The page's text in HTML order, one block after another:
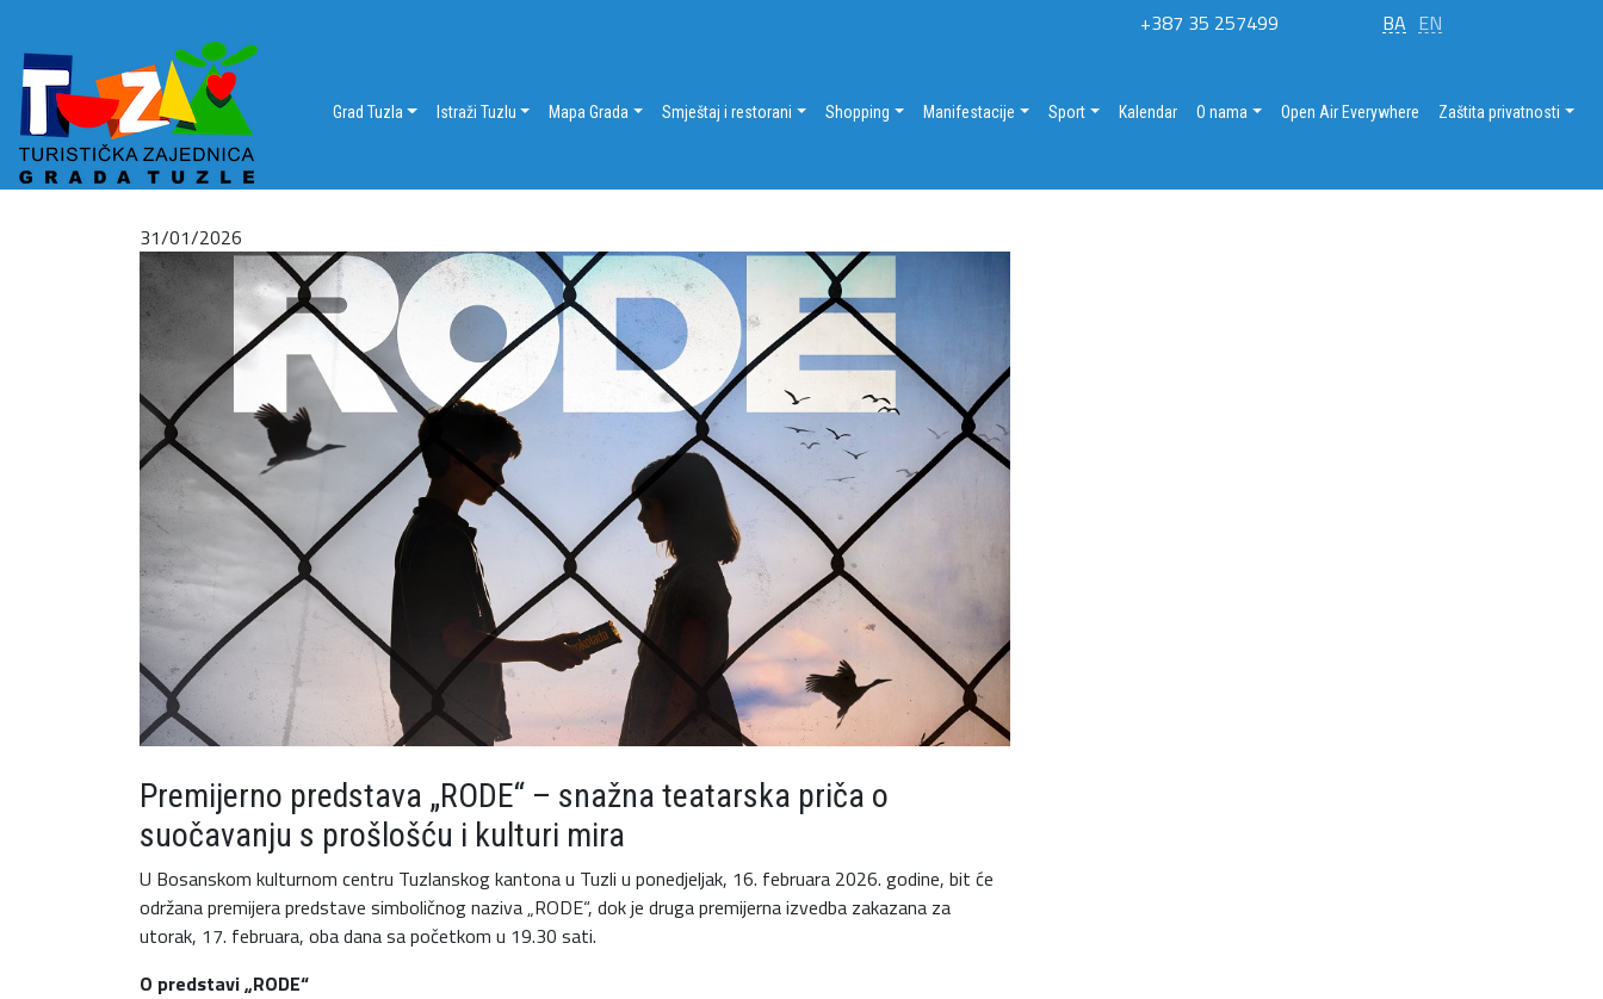
BA EN
+387 35 257499
Grad Tuzla Istraži Tuzlu Mapa Grada Smještaj i restorani Shopping Manifestacije Sport Kalendar O nama Open Air Everywhere Zaštita privatnosti
31/01/2026
Premijerno predstava „RODE“ – snažna teatarska priča o
suočavanju s prošlošću i kulturi mira
U Bosanskom kulturnom centru Tuzlanskog kantona u Tuzli u ponedjeljak, 16. februara 2026. godine, bit će
održana premijera predstave simboličnog naziva „RODE“, dok je druga premijerna izvedba zakazana za
utorak, 17. februara, oba dana sa početkom u 19.30 sati.
O predstavi „RODE“